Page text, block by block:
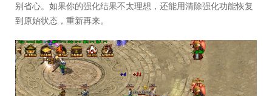
别省心。如果你的强化结果不太理想，还能用清除强化功能恢复
到原始状态，重新再来。